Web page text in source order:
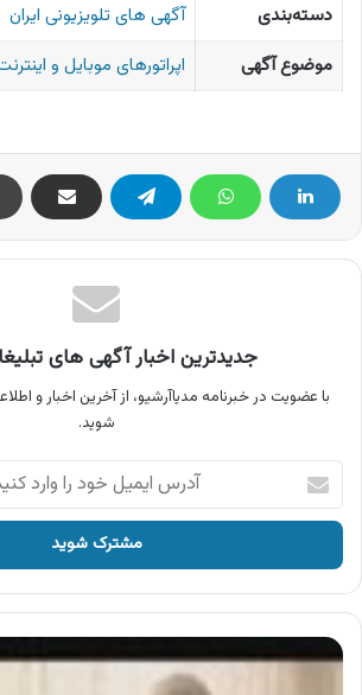
دسته‌بندی
آگهی های تلویزیونی ایران
موضوع آگهی
اپراتورهای موبایل و
جدیدترین اخبار آگهی های
با عضویت در خبرنامه مدیاآرشیو، از آخرین اخبار و
شوید.
آدرس
ایمیل
خود
وارد
کنید
آگهی